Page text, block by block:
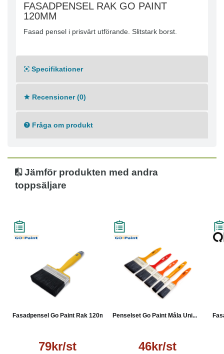
FASADPENSEL RAK GO PAINT
120MM
Fasad pensel i prisvärt utförande. Slitstark borst.
Specifikationer
Recensioner (0)
Fråga om produkt
Jämför produkten med andra
toppsäljare
Fasadpensel Go Paint Rak 120mm
79kr/st
Penselset Go Paint Måla Uni...
46kr/st